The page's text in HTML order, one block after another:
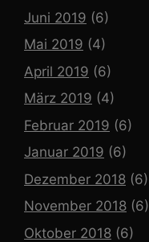
Juni 2019 (6)
Mai 2019 (4)
April 2019 (6)
März 2019 (4)
Februar 2019 (6)
Januar 2019 (6)
Dezember 2018 (6)
November 2018 (6)
Oktober 2018 (6)